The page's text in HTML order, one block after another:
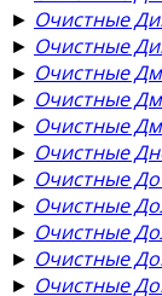
► Очистные
► Очистные
► Очистные
► Очистные
► Очистные
► Очистные
► Очистные
► Очистные
► Очистные
► Очистные
► Очистные